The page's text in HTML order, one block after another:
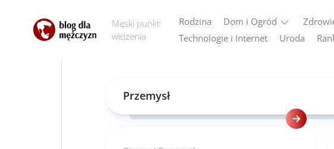
Męski punkt
widzenia
Rodzina Dom i Ogród
Technologie i Internet Uroda
Przemysł